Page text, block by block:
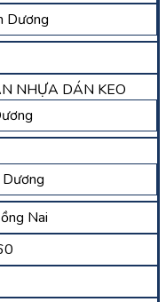
Dương
NHỰA DÁN KEO
Nai